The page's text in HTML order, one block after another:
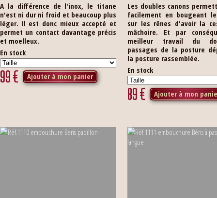
A la différence de l'inox, le titane
n'est ni dur ni froid et beaucoup plus
léger. Il est donc mieux accepté et
permet un contact davantage précis
et moelleux.
En stock
99€ Ajouter à mon panier
Les doubles canons
facilement en bougeant
sur les rênes d'avoir la
mâchoire. Et par
meilleur travail du
passages de la posture
la posture rassemblée.
En stock
89€ Ajouter à mon